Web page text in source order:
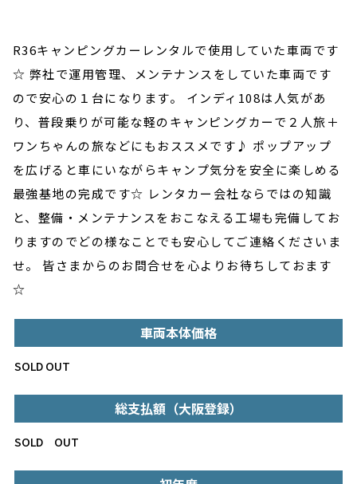
R36キャンピングカーレンタルで使用していた車両です
☆ 弊社で運用管理、メンテナンスをしていた車両です
ので安心の１台になります。 インディ108は人気があ
り、普段乗りが可能な軽のキャンピングカーで２人旅＋
ワンちゃんの旅などにもおススメです♪ ポップアップ
を広げると車にいながらキャンプ気分を安全に楽しめる
最強基地の完成です☆ レンタカー会社ならではの知識
と、整備・メンテナンスをおこなえる工場も完備してお
りますのでどの様なことでも安心してご連絡くださいま
せ。 皆さまからのお問合せを心よりお待ちしておます
☆
車両本体価格
SOLD OUT
総支払額（大阪登録）
SOLD OUT